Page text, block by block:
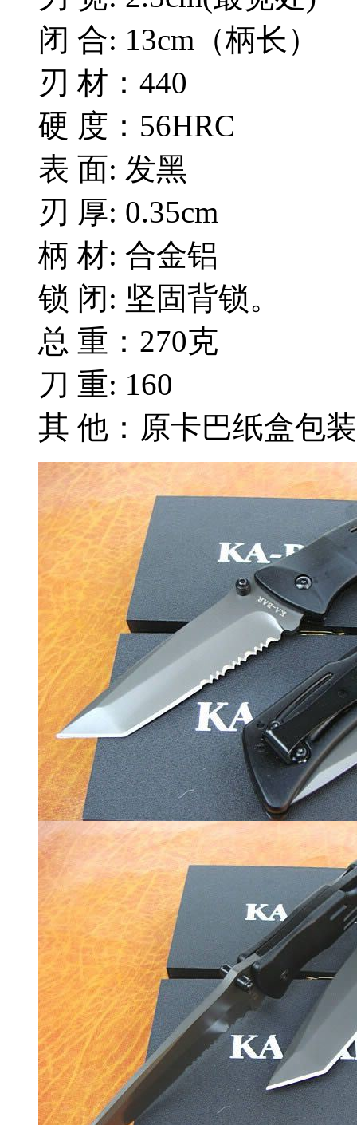
闭 合: 13cm（柄长）
刃 材：440
硬 度：56HRC
表 面: 发黑
刃 厚: 0.35cm
柄 材: 合金铝
锁 闭: 坚固背锁。
总 重：270克
刀 重: 160
其 他：原卡巴纸盒包装